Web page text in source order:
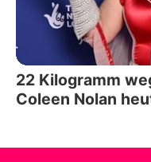
22 Kilogramm
Coleen Nolan